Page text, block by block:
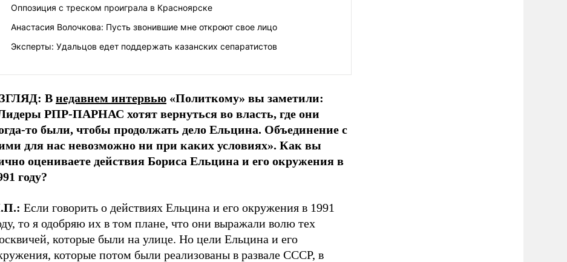
Оппозиция с треском проиграла в Красноярске
Анастасия Волочкова: Пусть звонившие мне откроют свое лицо
Эксперты: Удальцов едет поддержать казанских сепаратистов
В недавнем интервью «Политкому» вы заметили:
РПР-ПАРНАС хотят вернуться во власть, где они
то были, чтобы продолжать дело Ельцина. Объединение с
для нас невозможно ни при каких условиях». Как вы
оцениваете действия Бориса Ельцина и его окружения в
году?
Если говорить о действиях Ельцина и его окружения в 1991
то я одобряю их в том плане, что они выражали волю тех
которые были на улице. Но цели Ельцина и его
которые потом были реализованы в развале СССР, в